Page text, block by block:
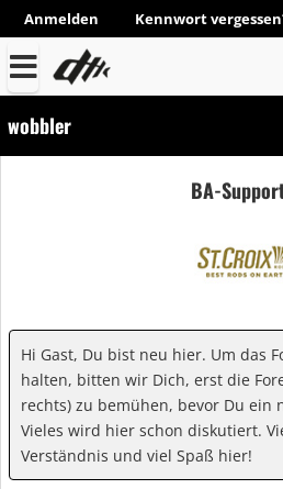
Anmelden Kennwort
wobbler
BA-
Hi Gast, Du bist neu hier. Um das
halten, bitten wir Dich, erst die
rechts) zu bemühen, bevor Du ein
Vieles wird hier schon diskutiert.
Verständnis und viel Spaß hier!